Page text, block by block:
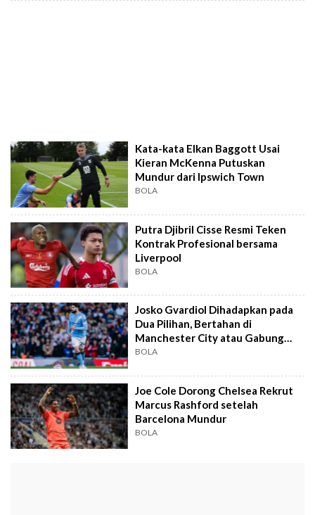
Kata-kata Elkan Baggott Usai
Kieran McKenna Putuskan
Mundur dari Ipswich Town
BOLA
Putra Djibril Cisse Resmi Teken
Kontrak Profesional bersama
Liverpool
BOLA
Josko Gvardiol Dihadapkan pada
Dua Pilihan, Bertahan di
Manchester City atau Gabung
Real Madrid
BOLA
Joe Cole Dorong Chelsea Rekrut
Marcus Rashford setelah
Barcelona Mundur
BOLA